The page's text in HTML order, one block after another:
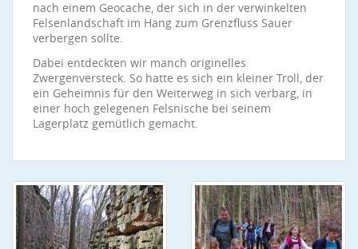
nach einem Geocache, der sich in der verwinkelten
Felsenlandschaft im Hang zum Grenzfluss Sauer
verbergen sollte.
Dabei entdeckten wir manch originelles
Zwergenversteck. So hatte es sich ein kleiner Troll, der
ein Geheimnis für den Weiterweg in sich verbarg, in
einer hoch gelegenen Felsnische bei seinem
Lagerplatz gemütlich gemacht.